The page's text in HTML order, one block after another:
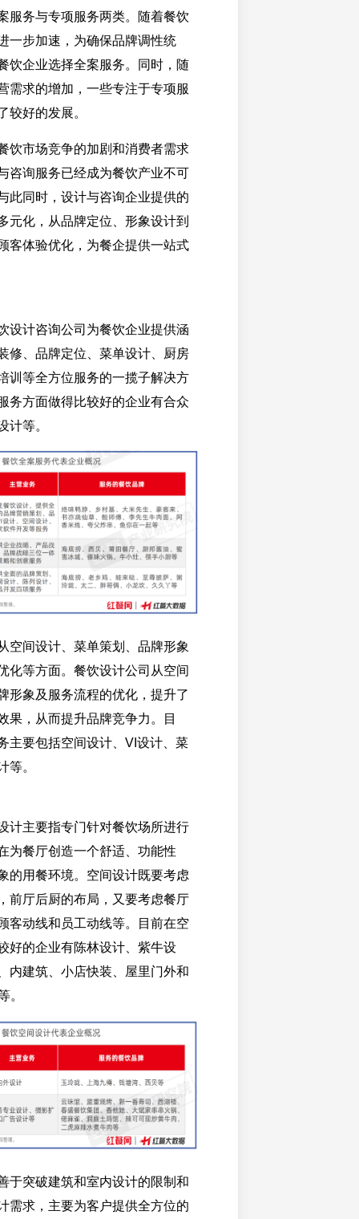
服务与专项服务两类。随着餐饮
一步加速，为确保品牌调性统
饮企业选择全案服务。同时，随
需求的增加，一些专注于专项服
较好的发展。
饮市场竞争的加剧和消费者需求
咨询服务已经成为餐饮产业不可
此同时，设计与咨询企业提供的
元化，从品牌定位、形象设计到
客体验优化，为餐企提供一站式
设计咨询公司为餐饮企业提供涵
修、品牌定位、菜单设计、厨房
训等全方位服务的一揽子解决方
务方面做得比较好的企业有合众
计等。
空间设计、菜单策划、品牌形象
化等方面。餐饮设计公司从空间
形象及服务流程的优化，提升了
果，从而提升品牌竞争力。目
主要包括空间设计、VI设计、菜
等。
计主要指专门针对餐饮场所进行
为餐厅创造一个舒适、功能性
的用餐环境。空间设计既要考虑
前厅后厨的布局，又要考虑餐厅
客动线和员工动线等。目前在空
好的企业有陈林设计、紫牛设
内建筑、小店快装、屋里门外和
。
于突破建筑和室内设计的限制和
需求，主要为客户提供全方位的